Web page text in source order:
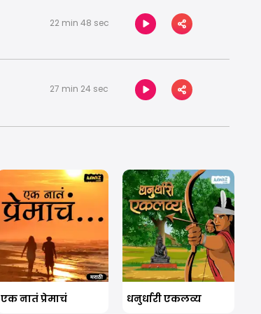
22 min 48 sec
27 min 24 sec
एक नातं प्रेमाचं धनुर्धारी एकलव्य